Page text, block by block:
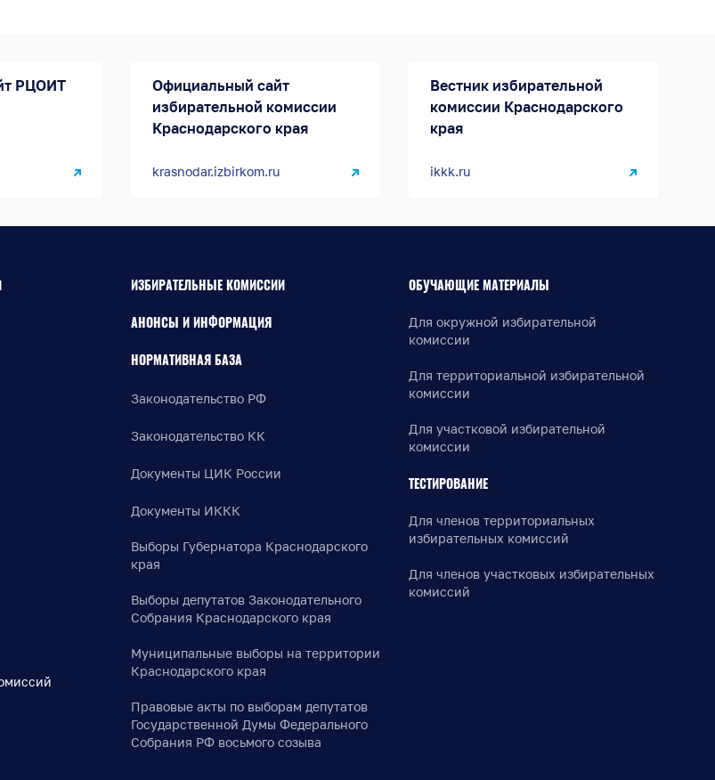
РЦОИТ
Официальный сайт
избирательной комиссии
Краснодарского края
krasnodar.izbirkom.ru
Вестник избирательной
комиссии Краснодарского
края
ikkk.ru
ИЗБИРАТЕЛЬНЫЕ КОМИССИИ
АНОНСЫ И ИНФОРМАЦИЯ
НОРМАТИВНАЯ БАЗА
Законодательство РФ
Законодательство КК
Документы ЦИК России
Документы ИККК
Выборы Губернатора Краснодарского
края
Выборы депутатов Законодательного
Собрания Краснодарского края
Муниципальные выборы на территории
Краснодарского края
Правовые акты по выборам депутатов
Государственной Думы Федерального
Собрания РФ восьмого созыва
ОБУЧАЮЩИЕ МАТЕРИАЛЫ
Для окружной избирательной
комиссии
Для территориальной избирательной
комиссии
Для участковой избирательной
комиссии
ТЕСТИРОВАНИЕ
Для членов территориальных
избирательных комиссий
Для членов участковых избирательных
комиссий